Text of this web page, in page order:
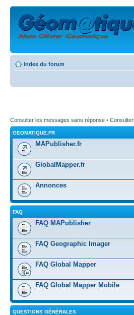
Index du forum
Consulter les messages sans réponse •
GEOMATIQUE.FR
MAPublisher.fr
GlobalMapper.fr
Annonces
FAQ
FAQ MAPublisher
FAQ Geographic Imager
FAQ Global Mapper
FAQ Global Mapper Mobile
QUESTIONS GÉNÉRALES